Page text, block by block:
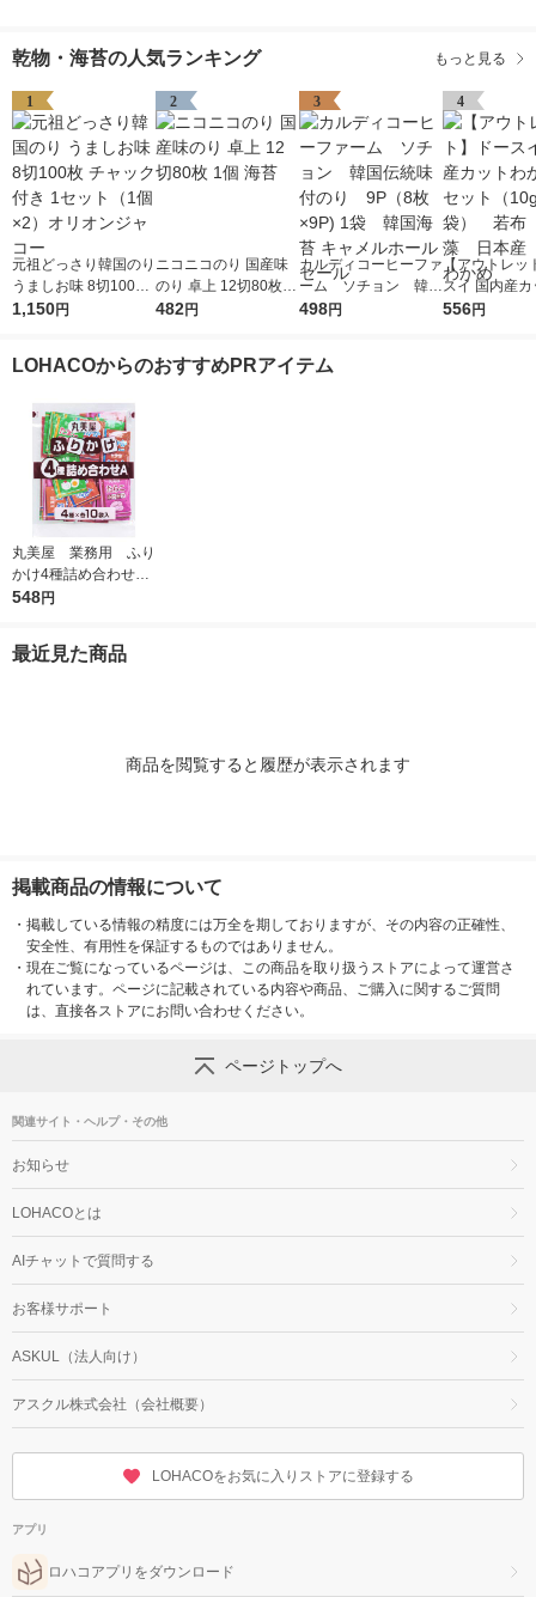
乾物・海苔の人気ランキング もっと見る
1
元祖どっさり韓国のり
うましお味 8切100枚
チャック付き 1セット
1,150円
2
ニコニコのり 国産味
のり 卓上 12切80枚 1
個 海苔
482円
3
カルディコーヒーファ
ーム ソチョン 韓国
伝統味付のり 9P（8
498円
4
【アウトレッ
スイ 国内産
かめ 1セット
556円
LOHACOからのおすすめPRアイテム
丸美屋 業務用 ふり
かけ4種詰め合わせ
1個（2.5g×40袋) 4
548円
最近見た商品
商品を閲覧すると履歴が表示されます
掲載商品の情報について
・ 掲載している情報の精度には万全を期しておりますが、その内容の正確性、
安全性、有用性を保証するものではありません。
・ 現在ご覧になっているページは、この商品を取り扱うストアによって運営さ
れています。ページに記載されている内容や商品、ご購入に関するご質問
は、直接各ストアにお問い合わせください。
ページトップへ
関連サイト・ヘルプ・その他
お知らせ
LOHACOとは
AIチャットで質問する
お客様サポート
ASKUL（法人向け）
アスクル株式会社（会社概要）
LOHACOをお気に入りストアに登録する
アプリ
ロハコアプリをダウンロード